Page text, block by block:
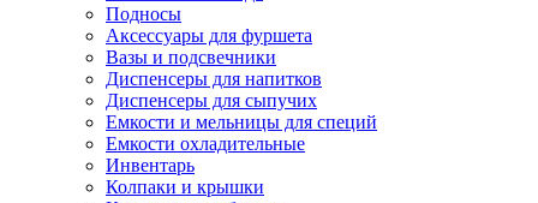
Подносы
Аксессуары для фуршета
Вазы и подсвечники
Диспенсеры для напитков
Диспенсеры для сыпучих
Емкости и мельницы для специй
Емкости охладительные
Инвентарь
Колпаки и крышки